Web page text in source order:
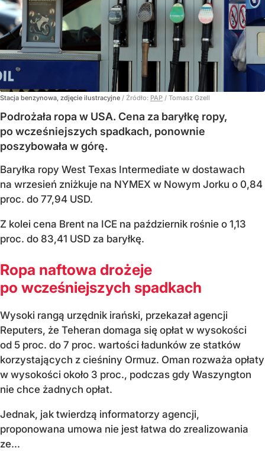
Stacja benzynowa, zdjęcie ilustracyjne / Źródło: PAP / Tomasz Gzell
Podrożała ropa w USA. Cena za baryłkę ropy,
po wcześniejszych spadkach, ponownie
poszybowała w górę.
Baryłka ropy West Texas Intermediate w dostawach
na wrzesień zniżkuje na NYMEX w Nowym Jorku o 0,84
proc. do 77,94 USD.
Z kolei cena Brent na ICE na październik rośnie o 1,13
proc. do 83,41 USD za baryłkę.
Ropa naftowa drożeje
po wcześniejszych spadkach
Wysoki rangą urzędnik irański, przekazał agencji
Reputers, że Teheran domaga się opłat w wysokości
od 5 proc. do 7 proc. wartości ładunków ze statków
korzystających z cieśniny Ormuz. Oman rozważa opłaty
w wysokości około 3 proc., podczas gdy Waszyngton
nie chce żadnych opłat.
Jednak, jak twierdzą informatorzy agencji,
proponowana umowa nie jest łatwa do zrealizowania
ze...